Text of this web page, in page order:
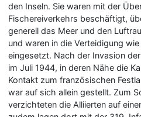
den Inseln. Sie waren mit der
Fischereiverkehrs beschäftigt,
generell das Meer und den
und waren in die Verteidigung
eingesetzt. Nach der Invasion
im Juli 1944, in deren Nähe die
Kontakt zum französischen
war auf sich allein gestellt. Zum
verzichteten die Alliierten auf